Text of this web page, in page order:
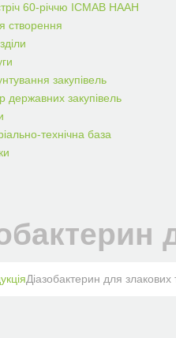
60-річчю ІСМАВ НААН
створення
закупівель
державних закупівель
технічна база
Діазобактерин для злакових